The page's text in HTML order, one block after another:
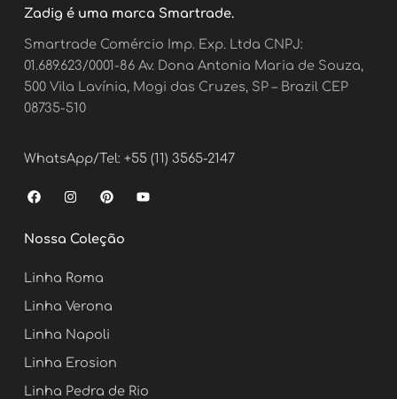
Zadig é uma marca Smartrade.
Smartrade Comércio Imp. Exp. Ltda CNPJ:
01.689.623/0001-86 Av. Dona Antonia Maria de Souza,
500 Vila Lavínia, Mogi das Cruzes, SP – Brazil CEP
08735-510
WhatsApp/Tel: +55 (11) 3565-2147
F
a
e
b
o
k
I
n
t
a
r
a
m
P
i
t
e
Y
o
Nossa Coleção
Linha Roma
Linha Verona
Linha Napoli
Linha Erosion
Linha Pedra de Rio